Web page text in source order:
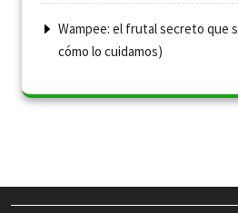
Wampee: el frutal secreto que
cómo lo cuidamos)